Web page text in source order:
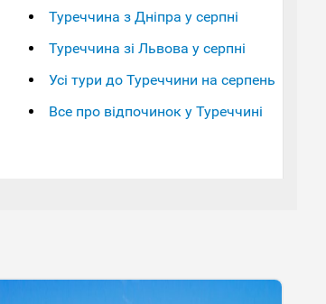
Туреччина з Дніпра у серпні
Туреччина зі Львова у серпні
Усі тури до Туреччини на серпень
Все про відпочинок у Туреччині